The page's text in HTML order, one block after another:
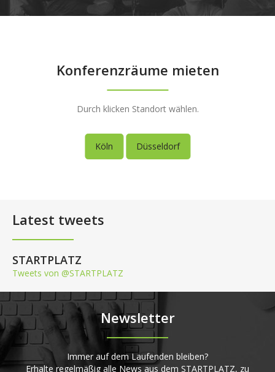
Konferenzräume mieten
Durch klicken Standort wählen.
Köln Düsseldorf
Latest tweets
STARTPLATZ
Tweets von @STARTPLATZ
Newsletter
Immer auf dem Laufenden bleiben?
Erhalte regelmäßig alle News aus dem STARTPLATZ, zu